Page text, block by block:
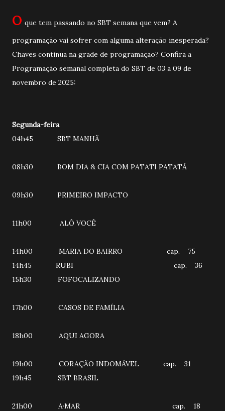
O que tem passando no SBT semana que vem? A
programação vai sofrer com alguma alteração inesperada?
Chaves continua na grade de programação? Confira a
Programação semanal completa do SBT de 03 a 09 de
novembro de 2025:
Segunda-feira
04h45 SBT MANHÃ
08h30 BOM DIA & CIA COM PATATI PATATÁ
09h30 PRIMEIRO IMPACTO
11h00 ALÔ VOCÊ
14h00 MARIA DO BAIRRO cap. 75
14h45 RUBI cap. 36
15h30 FOFOCALIZANDO
17h00 CASOS DE FAMÍLIA
18h00 AQUI AGORA
19h00 CORAÇÃO INDOMÁVEL cap. 31
19h45 SBT BRASIL
21h00 A·MAR cap. 18